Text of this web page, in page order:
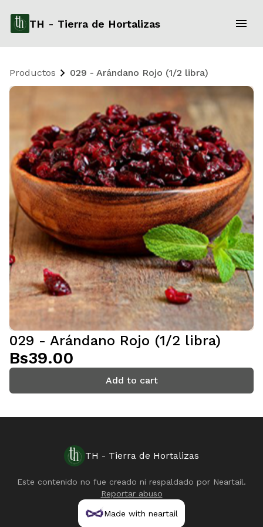
TH - Tierra de Hortalizas
Productos 029 - Arándano Rojo (1/2 libra)
029 - Arándano Rojo (1/2 libra)
Bs39.00
Add to cart
TH - Tierra de Hortalizas
Este contenido no fue creado ni respaldado por Neartail.
Reportar abuso
Made with neartail